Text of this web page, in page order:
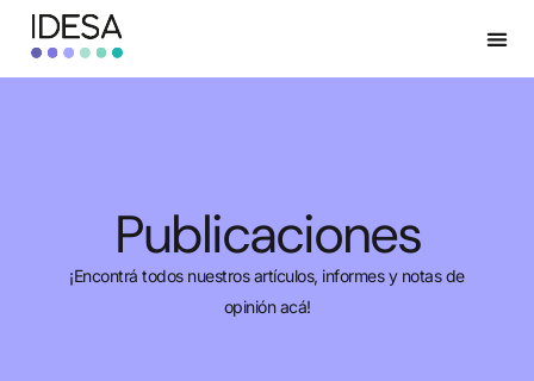
Publicaciones
¡Encontrá todos nuestros artículos, informes y notas de
opinión acá!